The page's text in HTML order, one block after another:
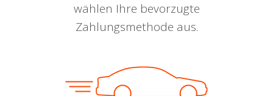
wählen Ihre bevorzugte
Zahlungsmethode aus.